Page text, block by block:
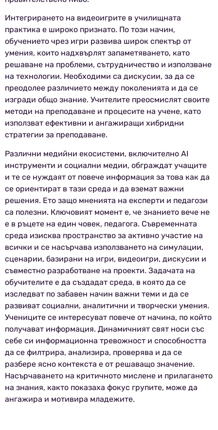
Интегрирането на видеоигрите в училищната
практика е широко признато. По този начин,
обучението чрез игри развива широк спектър от
умения, които надхвърлят запаметяването, като
решаване на проблеми, сътрудничество и използване
на технологии. Необходими са дискусии, за да се
преодолее различието между поколенията и да се
изгради общо знание. Учителите преосмислят своите
методи на преподаване и процесите на учене, като
използват ефективни и ангажиращи хибридни
стратегии за преподаване.
Различни медийни екосистеми, включително AI
инструменти и социални медии, обграждат учащите
и те се нуждаят от повече информация за това как да
се ориентират в тази среда и да вземат важни
решения. Ето защо мненията на експерти и педагози
са полезни. Ключовият момент е, че знанието вече не
е в ръцете на един човек, педагога. Съвременната
среда изисква пространство за активно участие на
всички и се насърчава използването на симулации,
сценарии, базирани на игри, видеоигри, дискусии и
съвместно разработване на проекти. Задачата на
обучителите е да създадат среда, в която да се
изследват по забавен начин важни теми и да се
развиват социални, аналитични и творчески умения.
Учениците се интересуват повече от начина, по който
получават информация. Динамичният свят носи със
себе си информационна тревожност и способността
да се филтрира, анализира, проверява и да се
разбере ясно контекста е от решаващо значение.
Насърчаването на критичното мислене и прилагането
на знания, както показаха фокус групите, може да
ангажира и мотивира младежите.